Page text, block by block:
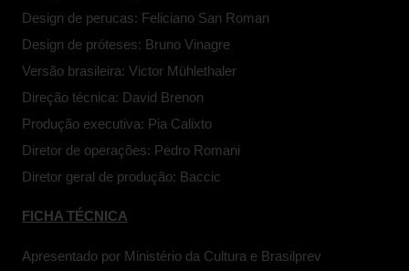
Design de perucas: Feliciano San Roman
Design de próteses: Bruno Vinagre
Versão brasileira: Victor Mühlethaler
Direção técnica: David Brenon
Produção executiva: Pia Calixto
Diretor de operações: Pedro Romani
Diretor geral de produção: Baccic
FICHA TÉCNICA
Apresentado por Ministério da Cultura e Brasilprev